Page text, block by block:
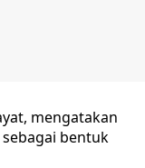
mengatakan
bentuk